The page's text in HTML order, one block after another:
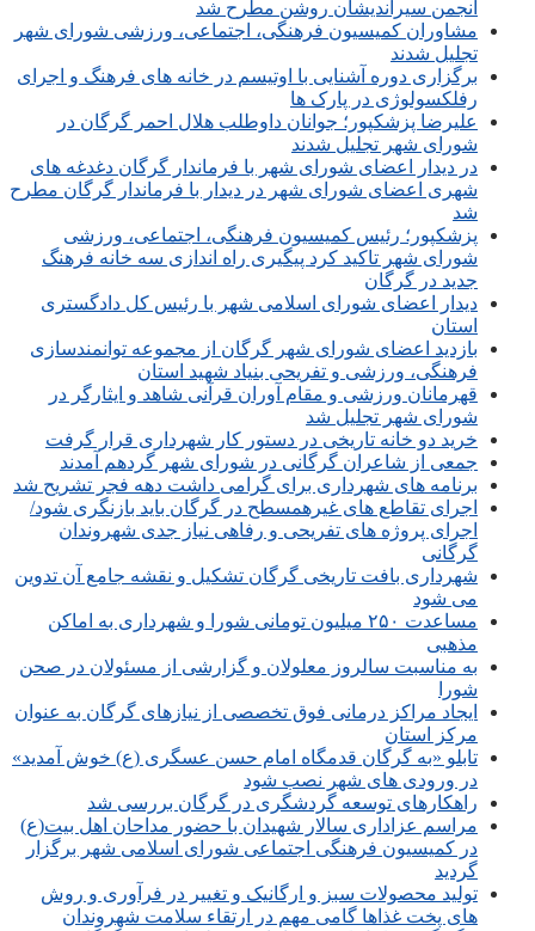
انجمن سیراندیشان روشن مطرح شد
مشاوران کمیسیون فرهنگی، اجتماعی، ورزشی شورای شهر
تجلیل شدند
برگزاری دوره آشنایی با اوتیسم در خانه های فرهنگ و اجرای
رفلکسولوژی در پارک ها
علیرضا پزشکپور؛ جوانان داوطلب هلال احمر گرگان در
شورای شهر تجلیل شدند
در دیدار اعضای شورای شهر با فرماندار گرگان دغدغه های
شهری اعضای شورای شهر در دیدار با فرماندار گرگان مطرح
شد
پزشکپور؛ رئیس کمیسیون فرهنگی، اجتماعی، ورزشی
شورای شهر تاکید کرد پیگیری راه اندازی سه خانه فرهنگ
جدید در گرگان
دیدار اعضای شورای اسلامی شهر با رئیس کل دادگستری
استان
بازدید اعضای شورای شهر گرگان از مجموعه توانمندسازی
فرهنگی، ورزشی و تفریحی بنیاد شهید استان
قهرمانان ورزشی و مقام آوران قرآنی شاهد و ایثارگر در
شورای شهر تجلیل شد
خرید دو خانه تاریخی در دستور کار شهرداری قرار گرفت
جمعی از شاعران گرگانی در شورای شهر گردهم آمدند
برنامه های شهرداری برای گرامی داشت دهه فجر تشریح شد
اجرای تقاطع های غیرهمسطح در گرگان باید بازنگری شود/
اجرای پروژه های تفریحی و رفاهی نیاز جدی شهروندان
گرگانی
شهرداری بافت تاریخی گرگان تشکیل و نقشه جامع آن تدوین
می شود
مساعدت ۲۵۰ میلیون تومانی شورا و شهرداری به اماکن
مذهبی
به مناسبت سالروز معلولان و گزارشی از مسئولان در صحن
شورا
ایجاد مراکز درمانی فوق تخصصی از نیازهای گرگان به عنوان
مرکز استان
تابلو «به گرگان قدمگاه امام حسن عسگری (ع) خوش آمدید»
در ورودی های شهر نصب شود
راهکارهای توسعه گردشگری در گرگان بررسی شد
مراسم عزاداری سالار شهیدان با حضور مداحان اهل بیت(ع)
در کمیسیون فرهنگی اجتماعی شورای اسلامی شهر برگزار
گردید
تولید محصولات سبز و ارگانیک و تغییر در فرآوری و روش
های پخت غذاها گامی مهم در ارتقاء سلامت شهروندان